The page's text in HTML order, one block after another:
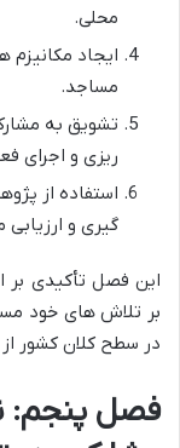
محلی.
ایجاد مکانیزم
مساجد.
تشویق به
ریزی و اجرای
استفاده از
گیری و ارزیابی
این فصل تأکیدی بر
بر تلاش های خود
در سطح کلان کشور
فصل پنجم: